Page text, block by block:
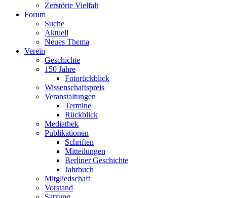
Zerstörte Vielfalt
Forum
Suche
Aktuell
Neues Thema
Verein
Geschichte
150 Jahre
Fotorückblick
Wissenschaftspreis
Veranstaltungen
Termine
Rückblick
Mediathek
Publikationen
Schriften
Mitteilungen
Berliner Geschichte
Jahrbuch
Mitgliedschaft
Vorstand